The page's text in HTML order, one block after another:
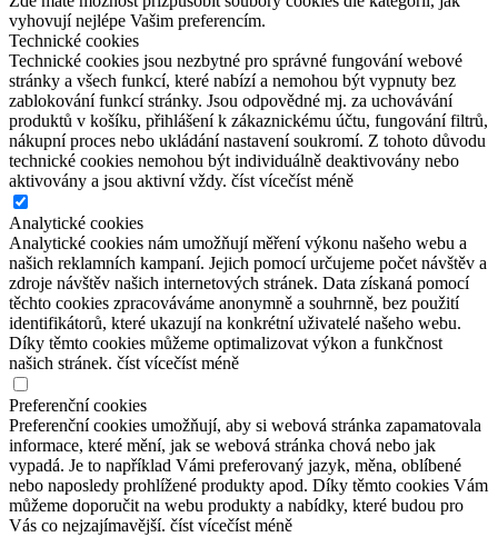
vyhovují nejlépe Vašim preferencím.
Technické cookies
Technické cookies jsou nezbytné pro správné fungování webové
stránky a všech funkcí, které nabízí a nemohou být vypnuty bez
zablokování funkcí stránky. Jsou odpovědné mj. za uchovávání
produktů v košíku, přihlášení k zákaznickému účtu, fungování filtrů,
nákupní proces nebo ukládání nastavení soukromí. Z tohoto důvodu
technické cookies nemohou být individuálně deaktivovány nebo
aktivovány a jsou aktivní vždy. číst vícečíst méně
Analytické cookies
Analytické cookies nám umožňují měření výkonu našeho webu a
našich reklamních kampaní. Jejich pomocí určujeme počet návštěv a
zdroje návštěv našich internetových stránek. Data získaná pomocí
těchto cookies zpracováváme anonymně a souhrnně, bez použití
identifikátorů, které ukazují na konkrétní uživatelé našeho webu.
Díky těmto cookies můžeme optimalizovat výkon a funkčnost
našich stránek. číst vícečíst méně
Preferenční cookies
Preferenční cookies umožňují, aby si webová stránka zapamatovala
informace, které mění, jak se webová stránka chová nebo jak
vypadá. Je to například Vámi preferovaný jazyk, měna, oblíbené
nebo naposledy prohlížené produkty apod. Díky těmto cookies Vám
můžeme doporučit na webu produkty a nabídky, které budou pro
Vás co nejzajímavější. číst vícečíst méně